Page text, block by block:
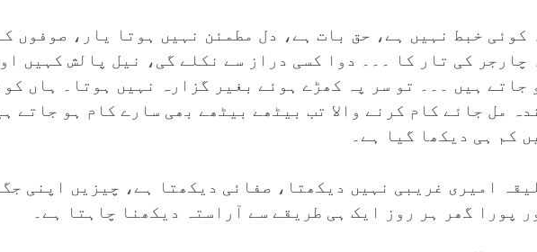
کوئی خبط نہیں ہے، حق بات ہے، دل مطمئن نہیں ہوتا یار، صوفوں
چارجر کی تار کا ۔۔۔ دوا کسی دراز سے نکلے گی، نیل پالش کہیں
جاتے ہیں ۔۔۔ تو سر پہ کھڑے ہوئے بغیر گزارہ نہیں ہوتا۔ ہاں
مل جائے کام کرنے والا تب بیٹھے بیٹھے بھی سارے کام ہو جاتے
کم ہی دیکھا گیا ہے۔
امیری غریبی نہیں دیکھتا، صفائی دیکھتا ہے، چیزیں اپنی
پورا گھر ہر روز ایک ہی طریقے سے آراستہ دیکھنا چاہتا ہے۔